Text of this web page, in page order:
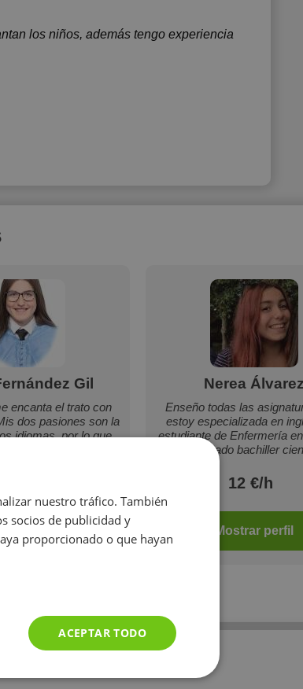
los niños, además tengo experiencia
Gil
encanta el trato con
dos pasiones son la
idiomas, por lo que
Nerea Álvarez
Enseño todas las
estoy especializada en
estudiante de Enfermería
He cursado bachiller
12 €/h
Mostrar perfil
nuestro tráfico. También
socios de publicidad y
proporcionado o que hayan
ACEPTAR TODO